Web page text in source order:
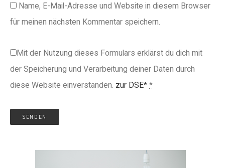
Name, E-Mail-Adresse und Website in diesem Browser
für meinen nächsten Kommentar speichern.
Mit der Nutzung dieses Formulars erklärst du dich mit
der Speicherung und Verarbeitung deiner Daten durch
diese Website einverstanden. zur DSE* *